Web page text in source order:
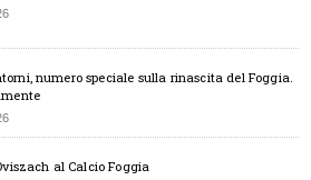
numero speciale sulla rinascita del Foggia.
al Calcio Foggia